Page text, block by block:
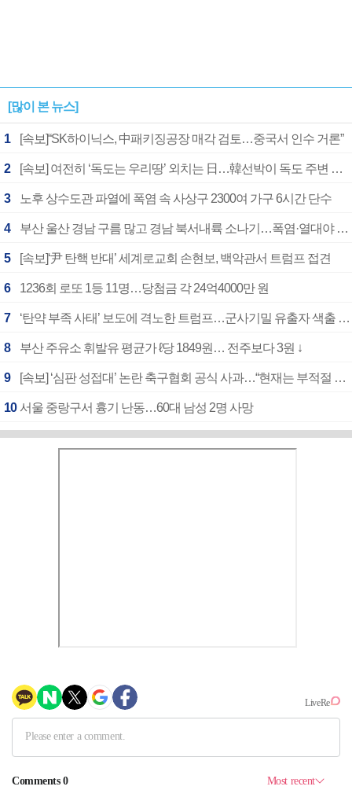
[많이 본 뉴스]
1 [속보]“SK하이닉스, 中패키징공장 매각 검토…중국서 인수 거론”
2 [속보] 여전히 ‘독도는 우리땅’ 외치는 日…韓선박이 독도 주변 해양조사 활동하자 반발
3 노후 상수도관 파열에 폭염 속 사상구 2300여 가구 6시간 단수
4 부산 울산 경남 구름 많고 경남 북서내륙 소나기…폭염·열대야 계속
5 [속보]‘尹 탄핵 반대’ 세계로교회 손현보, 백악관서 트럼프 접견
6 1236회 로또 1등 11명…당첨금 각 24억4000만 원
7 ‘탄약 부족 사태’ 보도에 격노한 트럼프…군사기밀 유출자 색출 지시
8 부산 주유소 휘발유 평균가 ℓ당 1849원… 전주보다 3원 ↓
9 [속보] ‘심판 성접대’ 논란 축구협회 공식 사과…“현재는 부적절 행위 없어”
10 서울 중랑구서 흉기 난동…60대 남성 2명 사망